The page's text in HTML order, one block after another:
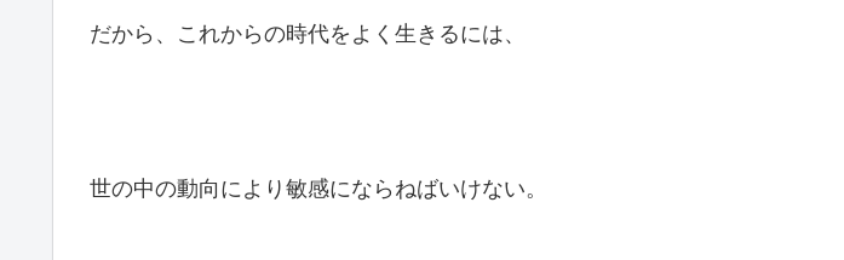
だから、これからの時代をよく生きるには、
世の中の動向により敏感にならねばいけない。